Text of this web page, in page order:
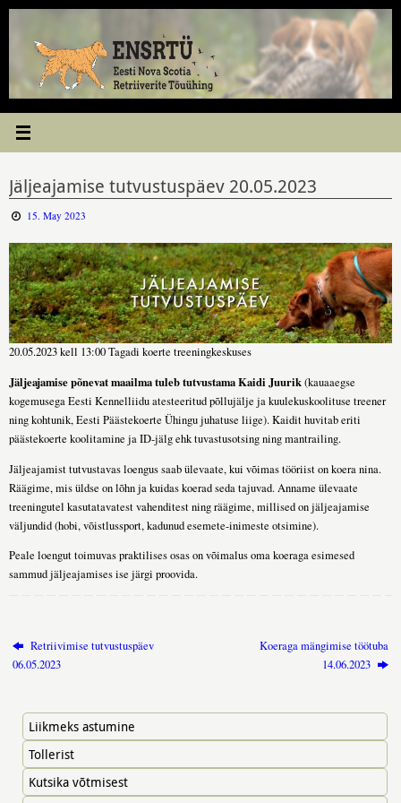
Skip
Jäljeajamise tutvustuspäev 20.05.2023
15. May 2023
20.05.2023 kell 13:00 Tagadi koerte treeningkeskuses
Jäljeajamise põnevat maailma tuleb tutvustama Kaidi Juurik(kauaaegse
kogemusega Eesti Kennelliidu atesteeritud põllujälje ja kuulekuskoolituse treener
ning kohtunik, Eesti Päästekoerte Ühingu juhatuse liige). Kaidit huvitab eriti
päästekoerte koolitamine ja ID-jälg ehk tuvastusotsing ning mantrailing.
Jäljeajamist tutvustavas loengus saab ülevaate, kui võimas tööriist on koera nina.
Räägime, mis üldse on lõhn ja kuidas koerad seda tajuvad. Anname ülevaate
treeningutel kasutatavatest vahenditest ning räägime, millised on jäljeajamise
väljundid (hobi, võistlussport, kadunud esemete-inimeste otsimine).
Peale loengut toimuvas praktilises osas on võimalus oma koeraga esimesed
sammud jäljeajamises ise järgi proovida.
Retriivimise tutvustuspäev
06.05.2023
Koeraga mängimise töötuba
14.06.2023
Liikmeks astumine
Tollerist
Kutsika võtmisest